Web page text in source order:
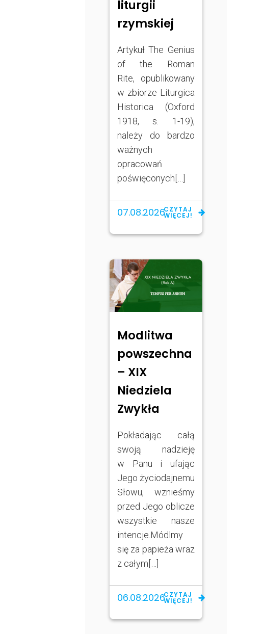
liturgii
rzymskiej
Artykuł The Genius
of the Roman
Rite, opublikowany
w zbiorze Liturgica
Historica (Oxford
1918, s. 1-19),
należy do bardzo
ważnych
opracowań
poświęconych[…]
07.08.2026CZYTAJ
WIĘCEJ!
Modlitwa
powszechna
– XIX
Niedziela
Zwykła
Pokładając całą
swoją nadzieję
w Panu i ufając
Jego życiodajnemu
Słowu, wznieśmy
przed Jego oblicze
wszystkie nasze
intencje.Módlmy
się za papieża wraz
z całym[…]
06.08.2026CZYTAJ
WIĘCEJ!